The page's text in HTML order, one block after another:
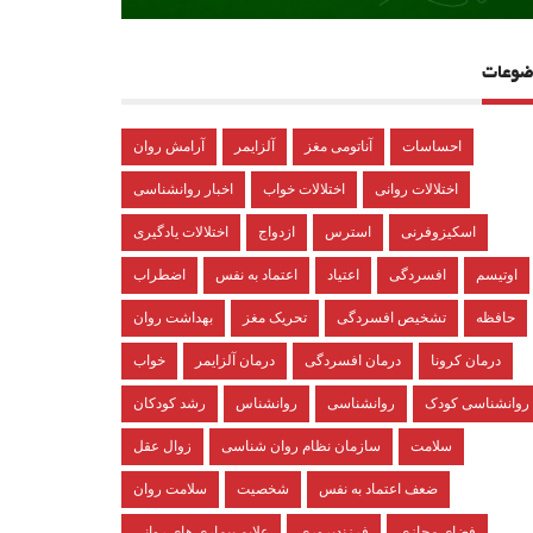
آرامش روان آلزایمر آناتومی مغز احساسات
اخبار روانشناسی اختلالات خواب اختلالات روانی
اختلالات یادگیری ازدواج استرس اسکیزوفرنی
اضطراب اعتماد به نفس اعتیاد افسردگی اوتیسم
بهداشت روان تحریک مغز تشخیص افسردگی حافظه
خواب درمان آلزایمر درمان افسردگی درمان کرونا
رشد کودکان روانشناس روانشناسی روانشناسی کودک
زوال عقل سازمان نظام روان شناسی سلامت
سلامت روان شخصیت ضعف اعتماد به نفس